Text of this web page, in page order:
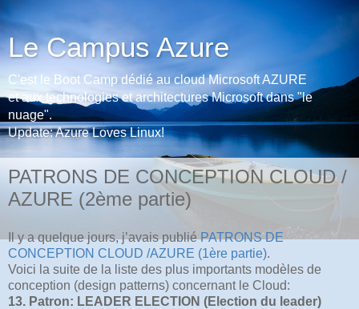
Le Campus Azure
C'est le Boot Camp dédié au cloud Microsoft AZURE
et aux technologies et architectures Microsoft dans "le
nuage".
Update: Azure Loves Linux!
PATRONS DE CONCEPTION CLOUD /
AZURE (2ème partie)
Il y a quelque jours, j’avais publiéPATRONS DE
CONCEPTION CLOUD /AZURE (1ère partie).
Voici la suite de la liste des plus importants modèles de
conception (design patterns) concernant le Cloud:
13. Patron: LEADER ELECTION (Election du leader)